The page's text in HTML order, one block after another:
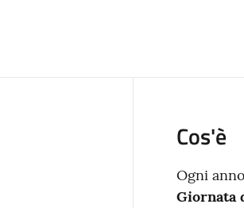
Cos'è
Ogni
Giornata